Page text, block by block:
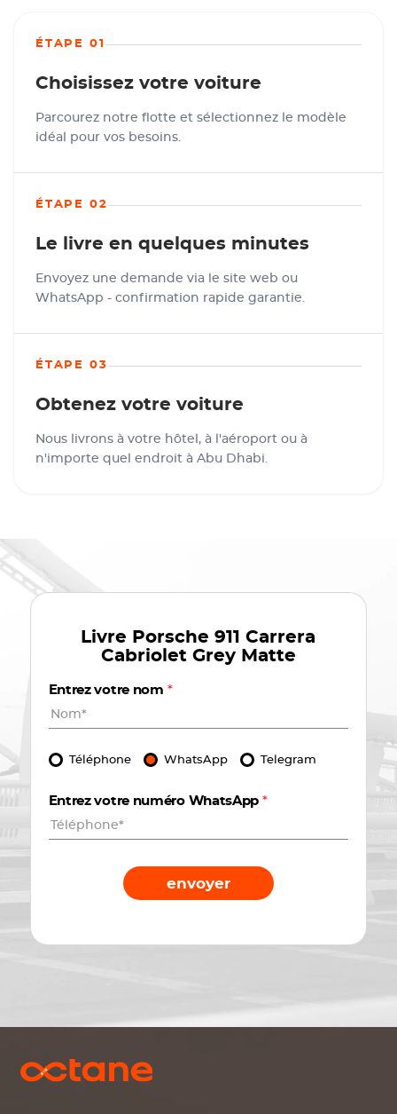
ÉTAPE 01
Choisissez votre voiture
Parcourez notre flotte et sélectionnez le modèle
idéal pour vos besoins.
ÉTAPE 02
Le livre en quelques minutes
Envoyez une demande via le site web ou
WhatsApp - confirmation rapide garantie.
ÉTAPE 03
Obtenez votre voiture
Nous livrons à votre hôtel, à l'aéroport ou à
n'importe quel endroit à Abu Dhabi.
Livre Porsche 911 Carrera
Cabriolet Grey Matte
Entrez votre nom *
Téléphone WhatsApp Telegram
Entrez votre numéro WhatsApp *
envoyer